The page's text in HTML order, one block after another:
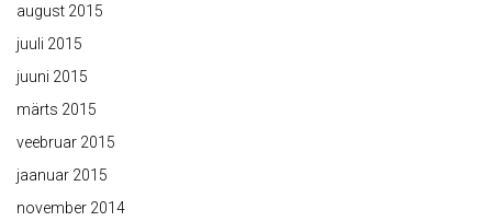
august 2015
juuli 2015
juuni 2015
märts 2015
veebruar 2015
jaanuar 2015
november 2014